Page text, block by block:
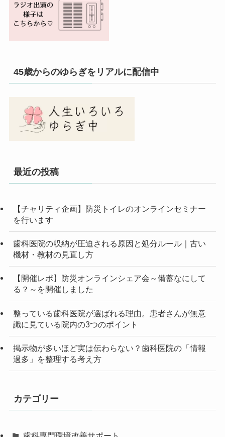
45歳からのゆらぎをリアルに配信中
最近の投稿
【チャリティ企画】防災トイレのオンラインセミナー
を行います
歯科医院の収納が圧迫される原因と処分ルール｜古い
機材・教材の見直し方
【開催レポ】防災オンラインシェア会～備蓄なにして
る？～を開催しました
整っている歯科医院が選ばれる理由。患者さんが無意
識に見ている院内の3つのポイント
掲示物が多いほど実は伝わらない？歯科医院の「情報
過多」を整理する考え方
カテゴリー